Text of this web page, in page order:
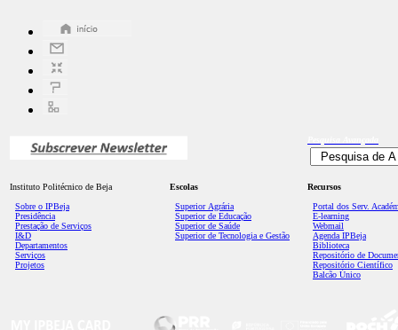
Instituto Politécnico de Beja
Sobre o IPBeja
Presidência
Prestação de Serviços
I&D
Departamentos
Serviços
Projetos
Escolas
Superior Agrária
Superior de Educação
Superior de Saúde
Superior de Tecnologia e Gestão
Recursos
Portal dos Serv.
E-learning
Webmail
Agenda IPBeja
Biblioteca
Repositório de
Repositório Científico
Balcão Único